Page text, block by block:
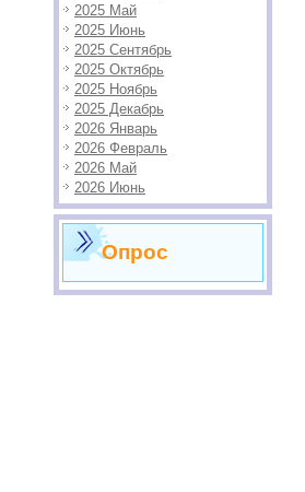
2025 Май
2025 Июнь
2025 Сентябрь
2025 Октябрь
2025 Ноябрь
2025 Декабрь
2026 Январь
2026 Февраль
2026 Май
2026 Июнь
Опрос